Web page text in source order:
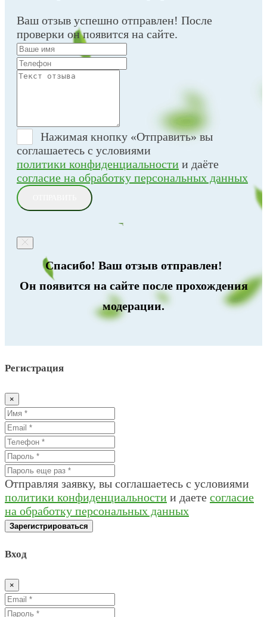
Ваш отзыв успешно отправлен! После
проверки он появится на сайте.
Нажимая кнопку «Отправить» вы
соглашаетесь с условиями
политики конфиденциальности и даёте
согласие на обработку персональных данных
Спасибо! Ваш отзыв отправлен!
Он появится на сайте после прохождения
модерации.
Регистрация
×
Отправляя заявку, вы соглашаетесь с условиями
политики конфиденциальности и даете согласие
на обработку персональных данных
Зарегистрироваться
Вход
×